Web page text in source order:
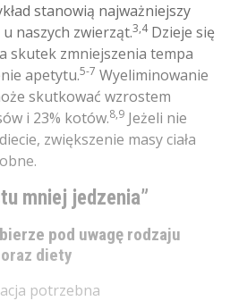
stanowią najważniejszy
naszych zwierząt.3,4Dzieje się
skutek zmniejszenia tempa
apetytu.5-7 Wyeliminowanie
skutkować wzrostem
i 23% kotów.8,9 Jeżeli nie
zwiększenie masy ciała
mniej jedzenia”
pod uwagę rodzaju
diety
potrzebna